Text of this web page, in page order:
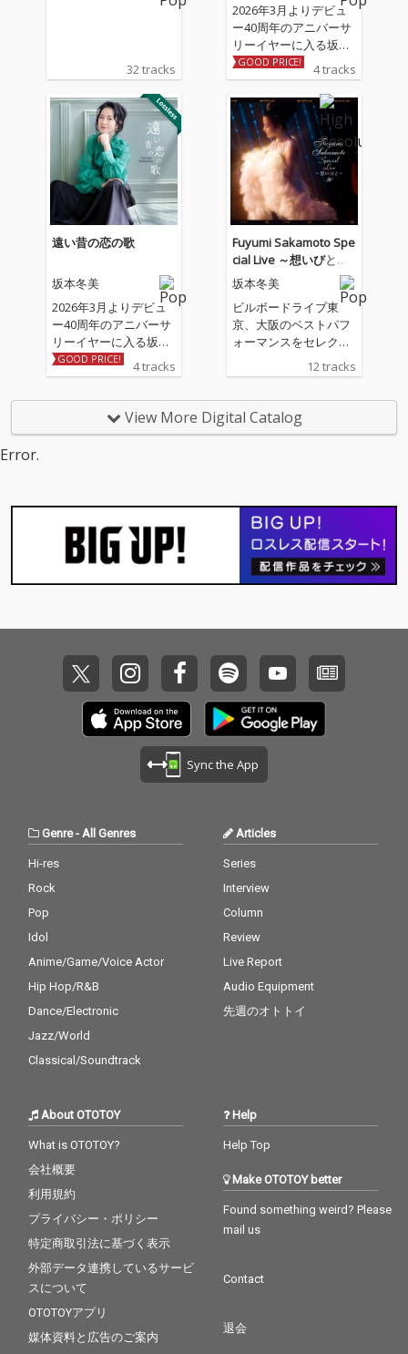
32 tracks
2026年3月よりデビュ
ー40周年のアニバーサ
リーイヤーに入る坂本
冬美の記念シングル 収
録される表題曲「遠い
昔の恋の歌」、カップ
リング曲「しあわせ十
色」は坂本冬美と同じ
歳のアーティスト川村
結花の作詞＆作曲によ
る書き下ろし作品。ア
レンジは「夜桜お七」
「また君に恋してる」
の若草恵が担当。
GOOD PRICE! 4 tracks
遠い昔の恋の歌
坂本冬美
2026年3月よりデビュ
ー40周年のアニバーサ
リーイヤーに入る坂本
冬美の記念シングル 収
録される表題曲「遠い
リング曲「しあわせ十
色」は坂本冬美と同じ
の若草恵が担当。
GOOD PRICE! 4 tracks
Fuyumi Sakamoto Spe
cial Live ～想いびと～
(Live)
坂本冬美
ビルボードライブ東
京、大阪のベストパフ
ォーマンスをセレクト
12 tracks
View More Digital Catalog
Error.
Sync the App
Genre- All Genres
Hi-res
Rock
Pop
Idol
Anime/Game/Voice Actor
Hip Hop/R&B
Dance/Electronic
Jazz/World
Classical/Soundtrack
Articles
Series
Interview
Column
Review
Live Report
Audio Equipment
先週のオトトイ
About OTOTOY
What is OTOTOY?
会社概要
利用規約
プライバシー・ポリシー
特定商取引法に基づく表示
外部データ連携しているサービ
スについて
OTOTOYアプリ
媒体資料と広告のご案内
Help
Help Top
Make OTOTOY better
Found something weird? Please
mail us
Contact
退会